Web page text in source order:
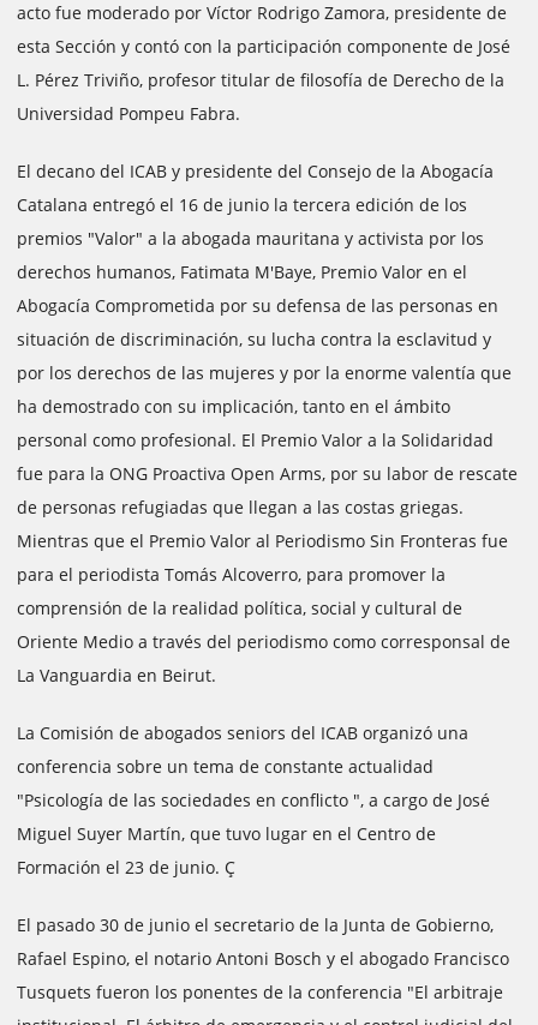
acto fue moderado por Víctor Rodrigo Zamora, presidente de
esta Sección y contó con la participación componente de José
L. Pérez Triviño, profesor titular de filosofía de Derecho de la
Universidad Pompeu Fabra.
El decano del ICAB y presidente del Consejo de la Abogacía
Catalana entregó el 16 de junio la tercera edición de los
premios "Valor" a la abogada mauritana y activista por los
derechos humanos, Fatimata M'Baye, Premio Valor en el
Abogacía Comprometida por su defensa de las personas en
situación de discriminación, su lucha contra la esclavitud y
por los derechos de las mujeres y por la enorme valentía que
ha demostrado con su implicación, tanto en el ámbito
personal como profesional. El Premio Valor a la Solidaridad
fue para la ONG Proactiva Open Arms, por su labor de rescate
de personas refugiadas que llegan a las costas griegas.
Mientras que el Premio Valor al Periodismo Sin Fronteras fue
para el periodista Tomás Alcoverro, para promover la
comprensión de la realidad política, social y cultural de
Oriente Medio a través del periodismo como corresponsal de
La Vanguardia en Beirut.
La Comisión de abogados seniors del ICAB organizó una
conferencia sobre un tema de constante actualidad
"Psicología de las sociedades en conflicto ", a cargo de José
Miguel Suyer Martín, que tuvo lugar en el Centro de
Formación el 23 de junio. Ç
El pasado 30 de junio el secretario de la Junta de Gobierno,
Rafael Espino, el notario Antoni Bosch y el abogado Francisco
Tusquets fueron los ponentes de la conferencia "El arbitraje